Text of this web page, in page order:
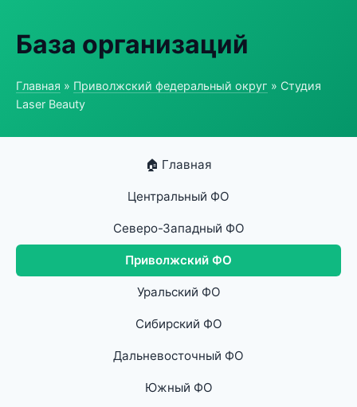
База организаций
Главная » Приволжский федеральный округ » Студия
Laser Beauty
🏠 Главная
Центральный ФО
Северо-Западный ФО
Приволжский ФО
Уральский ФО
Сибирский ФО
Дальневосточный ФО
Южный ФО